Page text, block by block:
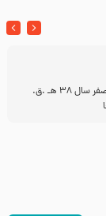
1ـ وقوع جنگ صفین روز اول ماه صفر سال 38 هـ .ق.